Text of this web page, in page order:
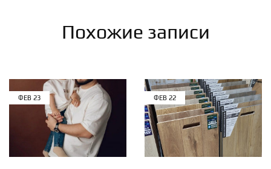
Похожие записи
ФЕВ 23 ФЕВ 22